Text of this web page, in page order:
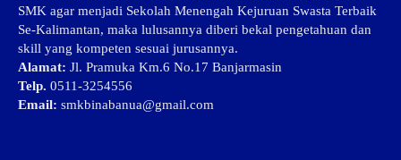
SMK agar menjadi Sekolah Menengah Kejuruan Swasta Terbaik
Se-Kalimantan, maka lulusannya diberi bekal pengetahuan dan
skill yang kompeten sesuai jurusannya.
Alamat: Jl. Pramuka Km.6 No.17 Banjarmasin
Telp. 0511-3254556
Email: smkbinabanua@gmail.com